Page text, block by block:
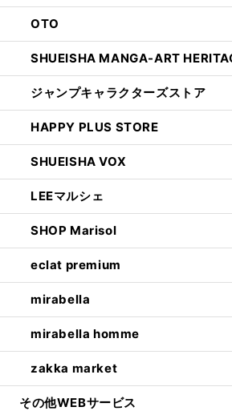
OTO
SHUEISHA MANGA-ART
ジャンプキャラクターズストア
HAPPY PLUS STORE
SHUEISHA VOX
LEEマルシェ
SHOP Marisol
eclat premium
mirabella
mirabella homme
zakka market
その他WEBサービス